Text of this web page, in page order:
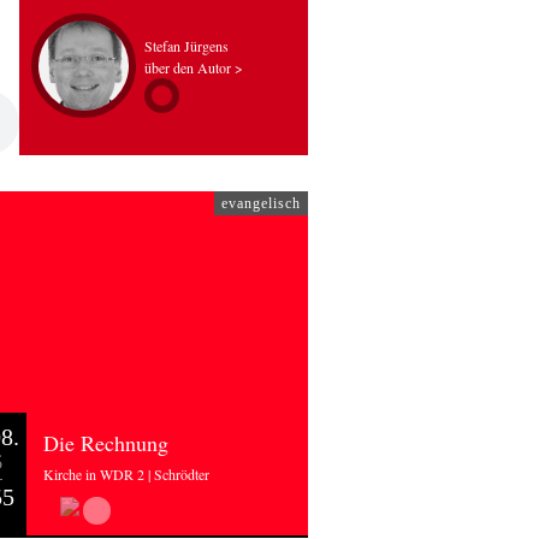
Stefan Jürgens
über den Autor >
evangelisch
Die Rechnung
Kirche in WDR 2 | Schrödter